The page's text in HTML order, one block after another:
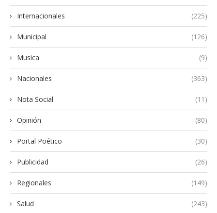
Internacionales (225)
Municipal (126)
Musica (9)
Nacionales (363)
Nota Social (11)
Opinión (80)
Portal Poético (30)
Publicidad (26)
Regionales (149)
Salud (243)